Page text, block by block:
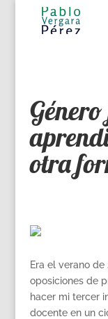
otra
Era el verano
oposiciones de
hacer mi tercer
docente en un